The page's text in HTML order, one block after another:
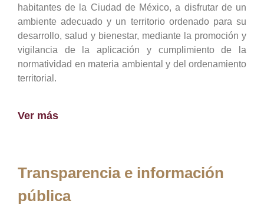
habitantes de la Ciudad de México, a disfrutar de un
ambiente adecuado y un territorio ordenado para su
desarrollo, salud y bienestar, mediante la promoción y
vigilancia de la aplicación y cumplimiento de la
normatividad en materia ambiental y del ordenamiento
territorial.
Ver más
Transparencia e información
pública